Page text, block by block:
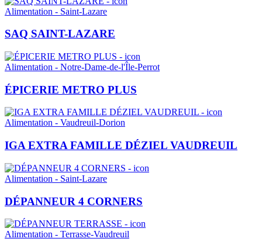
Alimentation - Saint-Lazare
SAQ SAINT-LAZARE
Alimentation - Notre-Dame-de-l'Île-Perrot
ÉPICERIE METRO PLUS
Alimentation - Vaudreuil-Dorion
IGA EXTRA FAMILLE DÉZIEL VAUDREUIL
Alimentation - Saint-Lazare
DÉPANNEUR 4 CORNERS
Alimentation - Terrasse-Vaudreuil